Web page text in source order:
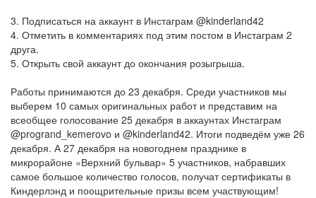
3. Подписаться на аккаунт в Инстаграм @kinderland42 ⠀⠀⠀⠀⠀
4. Отметить в комментариях под этим постом в Инстаграм 2
друга. ⠀⠀⠀⠀⠀⠀⠀⠀
5. Открыть свой аккаунт до окончания розыгрыша. ⠀⠀⠀⠀⠀⠀⠀⠀
Работы принимаются до 23 декабря. Среди участников мы
выберем 10 самых оригинальных работ и представим на
всеобщее голосование 25 декабря в аккаунтах Инстаграм
@progrand_kemerovo и @kinderland42. Итоги подведём уже 26
декабря. А 27 декабря на новогоднем празднике в
микрорайоне «Верхний бульвар» 5 участников, набравших
самое большое количество голосов, получат сертификаты в
Киндерлэнд и поощрительные призы всем участвующим!